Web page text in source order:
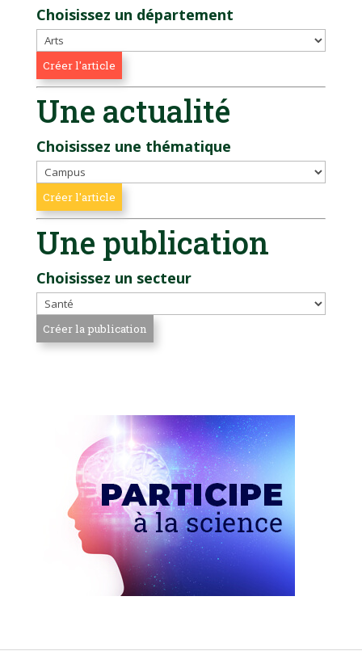
Choisissez un département
Une actualité
Choisissez une thématique
Une publication
Choisissez un secteur